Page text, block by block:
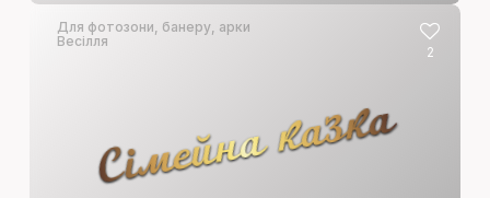
Сімейна казка
Для фотозони, банеру, арки
Весілля
2